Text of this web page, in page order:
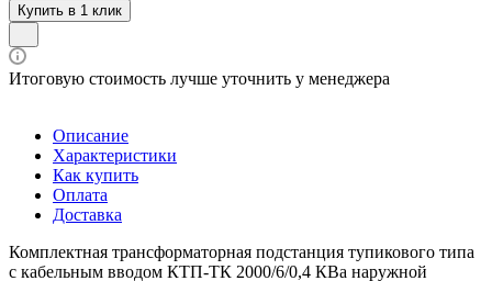
Купить в 1 клик
Итоговую стоимость лучше уточнить у менеджера
Описание
Характеристики
Как купить
Оплата
Доставка
Комплектная трансформаторная подстанция тупикового типа
с кабельным вводом КТП-ТК 2000/6/0,4 КВа наружной